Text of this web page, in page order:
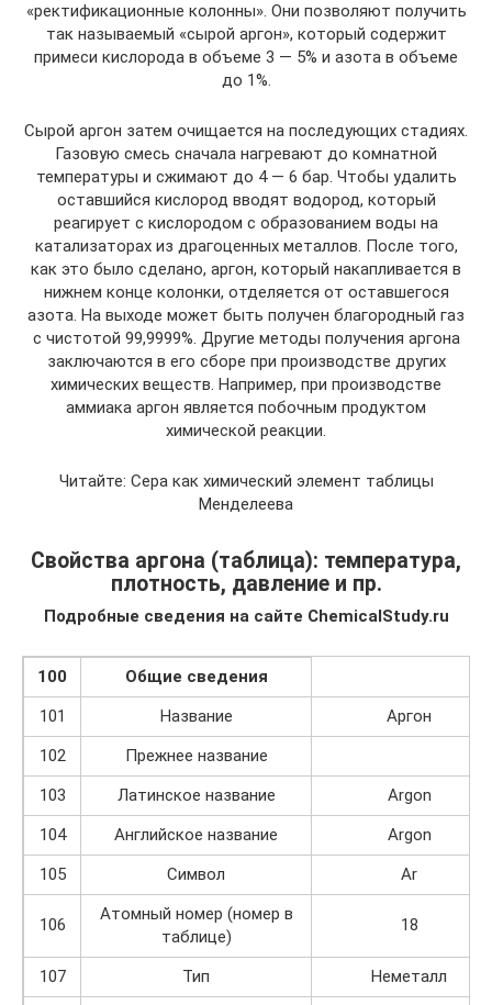
«ректификационные колонны». Они позволяют получить
так называемый «сырой аргон», который содержит
примеси кислорода в объеме 3 — 5% и азота в объеме
до 1%.
Сырой аргон затем очищается на последующих стадиях.
Газовую смесь сначала нагревают до комнатной
температуры и сжимают до 4 — 6 бар. Чтобы удалить
оставшийся кислород вводят водород, который
реагирует с кислородом с образованием воды на
катализаторах из драгоценных металлов. После того,
как это было сделано, аргон, который накапливается в
нижнем конце колонки, отделяется от оставшегося
азота. На выходе может быть получен благородный газ
с чистотой 99,9999%. Другие методы получения аргона
заключаются в его сборе при производстве других
химических веществ. Например, при производстве
аммиака аргон является побочным продуктом
химической реакции.
Читайте: Сера как химический элемент таблицы
Менделеева
Свойства аргона (таблица): температура,
плотность, давление и пр.
Подробные сведения на сайте ChemicalStudy.ru
100
Общие сведения
101
Название
Аргон
102
Прежнее название
103
Латинское название
Argon
104
Английское название
Argon
105
Символ Ar
106
Атомный номер (номер в
таблице)
18
107 Тип Неметалл